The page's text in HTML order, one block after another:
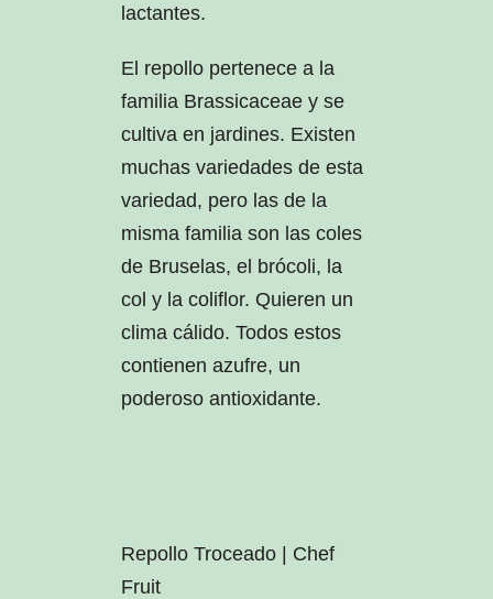
lactantes.
El repollo pertenece a la
familia Brassicaceae y se
cultiva en jardines. Existen
muchas variedades de esta
variedad, pero las de la
misma familia son las coles
de Bruselas, el brócoli, la
col y la coliflor. Quieren un
clima cálido. Todos estos
contienen azufre, un
poderoso antioxidante.
Repollo Troceado | Chef
Fruit